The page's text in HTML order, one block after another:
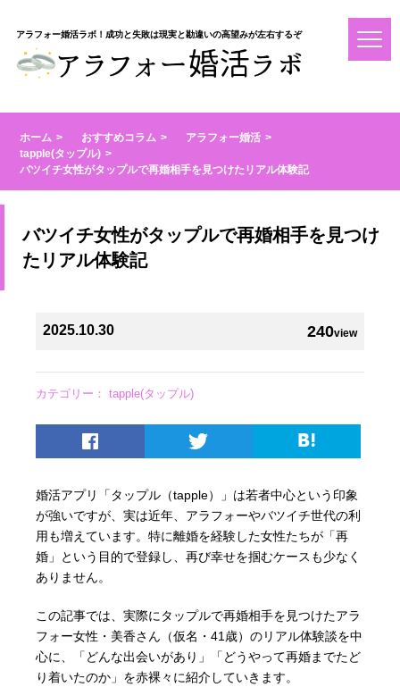
アラフォー婚活ラボ！成功と失敗は現実と勘違いの高望みが左右するぞ
ホーム おすすめコラム
アラフォー婚活
tapple(タップル)
バツイチ女性がタップルで再婚相手を見つけたリアル体験記
バツイチ女性がタップルで再婚相手を見つけ
たリアル体験記
240view
2025.10.30
カテゴリー： tapple(タップル)
婚活アプリ「タップル（tapple）」は若者中心という印象
が強いですが、実は近年、アラフォーやバツイチ世代の利
用も増えています。特に離婚を経験した女性たちが「再
婚」という目的で登録し、再び幸せを掴むケースも少なく
ありません。
この記事では、実際にタップルで再婚相手を見つけたアラ
フォー女性・美香さん（仮名・41歳）のリアル体験談を中
心に、「どんな出会いがあり」「どうやって再婚までたど
り着いたのか」を赤裸々に紹介していきます。